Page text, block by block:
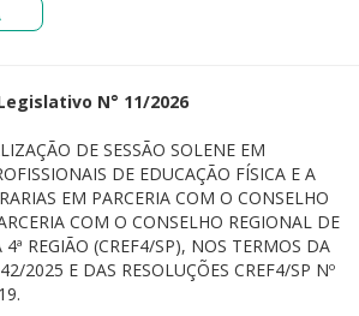
N° 11/2026
DE SESSÃO SOLENE EM
DE EDUCAÇÃO FÍSICA E A
EM PARCERIA COM O CONSELHO
COM O CONSELHO REGIONAL DE
REGIÃO (CREF4/SP), NOS TERMOS DA
2025 E DAS RESOLUÇÕES CREF4/SP Nº